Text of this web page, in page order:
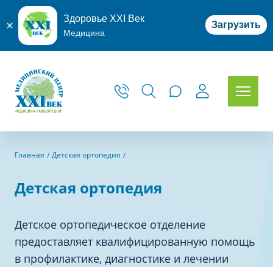
Здоровье XXI Век
Медицина
Загрузить
Главная Детская ортопедия
Детская ортопедия
Детское ортопедическое отделение
предоставляет квалифицированную помощь
в профилактике, диагностике и лечении